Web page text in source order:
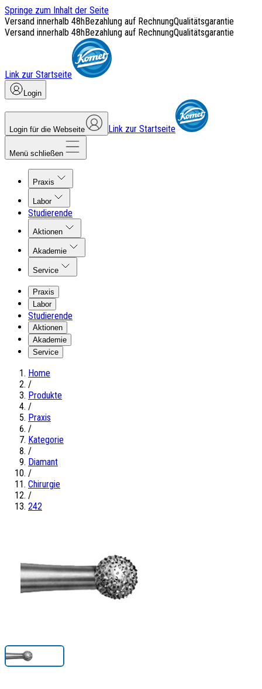
Springe zum Inhalt der Seite
Versand innerhalb 48hBezahlung auf RechnungQualitätsgarantie
Versand innerhalb 48hBezahlung auf RechnungQualitätsgarantie
Link zur Startseite
Login
Login für die Webseite Link zur Startseite
Menü schließen
Praxis
Labor
Studierende
Aktionen
Akademie
Service
Praxis
Labor
Studierende
Aktionen
Akademie
Service
Home
/
Produkte
/
Praxis
/
Kategorie
/
Diamant
/
Chirurgie
/
242